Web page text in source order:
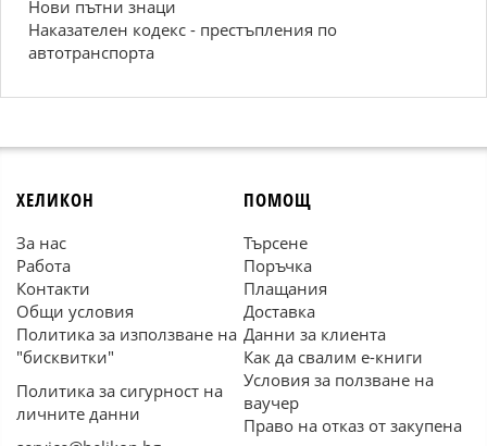
Нови пътни знаци
Наказателен кодекс - престъпления по
автотранспорта
ХЕЛИКОН
За нас
Работа
Контакти
Общи условия
Политика за използване на
"бисквитки"
Политика за сигурност на
личните данни
ПОМОЩ
Търсене
Поръчка
Плащания
Доставка
Данни за клиента
Как да свалим е-книги
Условия за ползване на
ваучер
Право на отказ от закупена